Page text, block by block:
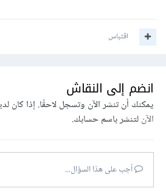
اقتباس
انضم إلى النقاش
يمكنك أن تنشر الآن وتسجل لاحقًا. إذا كان
الآنلتنشر باسم حسابك.
أجب على هذا السؤال...